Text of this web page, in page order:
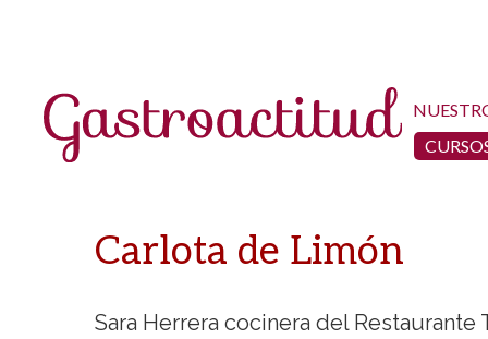
Carlota de Limón
Sara Herrera cocinera del